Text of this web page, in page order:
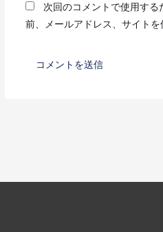
次回のコメントで使用する
前、メールアドレス、サイトを